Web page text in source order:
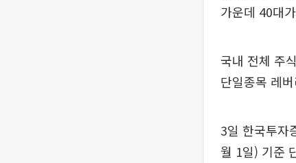
가운데 40대
국내 전체 주
단일종목 레
3일 한국투자
월 1일) 기준